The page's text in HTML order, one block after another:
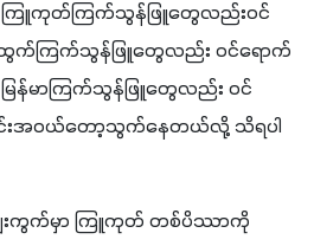
ကြက်သွန်ဖြူ‌တွေလည်းဝင်
က်ကြက်သွန်ဖြူတွေလည်း ဝင်ရောက်
မြန်မာကြက်သွန်ဖြူတွေလည်း ဝင်
င်းအဝယ်တော့သွက်နေတယ်လို့ သိရပါ
ေးကွက်မှာ ကြူကုတ် တစ်ပိဿာကို